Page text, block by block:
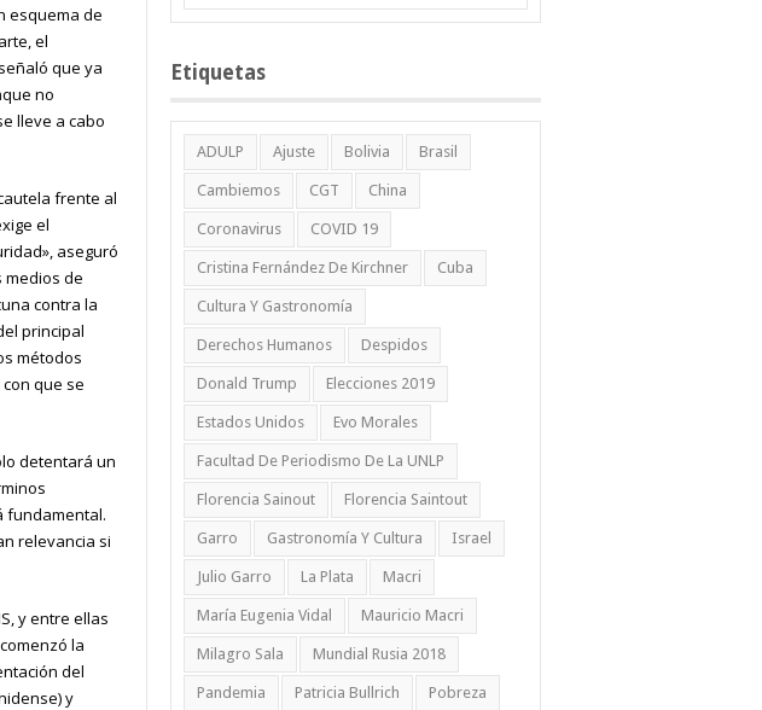
esquema de
el
que ya
no
lleve a cabo
frente al
el
aseguró
medios de
contra la
principal
métodos
que se
detentará un
fundamental.
relevancia si
y entre ellas
la
del
y
Etiquetas
ADULP Ajuste Bolivia Brasil
Cambiemos CGT China
Coronavirus COVID 19
Cristina Fernández De Kirchner Cuba
Cultura Y Gastronomía
Derechos Humanos Despidos
Donald Trump Elecciones 2019
Estados Unidos Evo Morales
Facultad De Periodismo De La UNLP
Florencia Sainout Florencia Saintout
Garro Gastronomía Y Cultura Israel
Julio Garro La Plata Macri
María Eugenia Vidal Mauricio Macri
Milagro Sala Mundial Rusia 2018
Pandemia Patricia Bullrich Pobreza